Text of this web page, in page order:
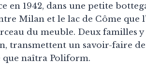
en 1942, dans une petite
Milan et le lac de Côme que
du meuble. Deux familles
transmettent un savoir-faire
que naîtra Poliform.